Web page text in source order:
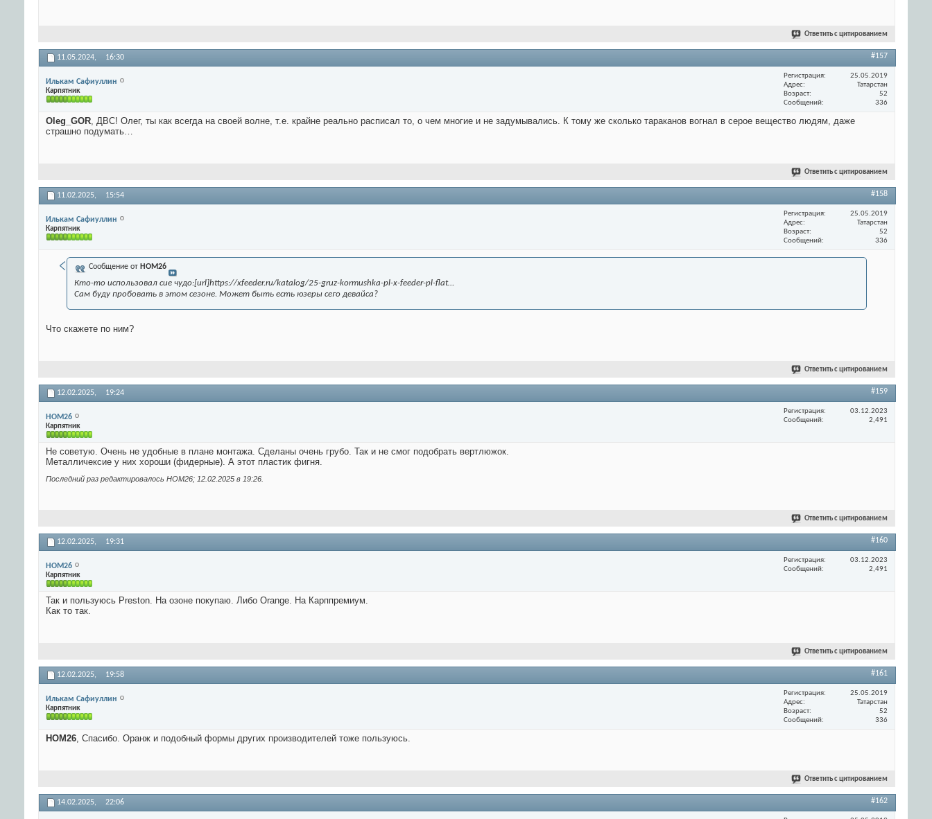
Ответить с цитированием
11.05.2024, 16:30 #157
Илькам Сафиуллин
Карпятник
Регистрация
25.05.2019
Адрес
Татарстан
Возраст
52
Сообщений
336
Oleg_GOR, ДВС! Олег, ты как всегда на своей волне, т.е. крайне реально расписал то, о чем многие и не задумывались. К тому же сколько тараканов вогнал в серое вещество людям, даже
страшно подумать…
Ответить с цитированием
11.02.2025, 15:54 #158
Илькам Сафиуллин
Карпятник
Регистрация
25.05.2019
Адрес
Татарстан
Возраст
52
Сообщений
336
Сообщение от HOM26
Кто-то использовал сие чудо:[url]https://xfeeder.ru/katalog/25-gruz-kormushka-pl-x-feeder-pl-flat…
Сам буду пробовать в этом сезоне. Может быть есть юзеры сего девайса?
Что скажете по ним?
Ответить с цитированием
12.02.2025, 19:24 #159
HOM26
Карпятник
Регистрация
03.12.2023
Сообщений
2,491
Не советую. Очень не удобные в плане монтажа. Сделаны очень грубо. Так и не смог подобрать вертлюжок.
Металличексие у них хороши (фидерные). А этот пластик фигня.
Последний раз редактировалось HOM26; 12.02.2025 в 19:26
Ответить с цитированием
12.02.2025, 19:31 #160
HOM26
Карпятник
Регистрация
03.12.2023
Сообщений
2,491
Так и пользуюсь Preston. На озоне покупаю. Либо Orange. На Карппремиум.
Как то так.
Ответить с цитированием
12.02.2025, 19:58 #161
Илькам Сафиуллин
Карпятник
Регистрация
25.05.2019
Адрес
Татарстан
Возраст
52
Сообщений
336
HOM26, Спасибо. Оранж и подобный формы других производителей тоже пользуюсь.
Ответить с цитированием
14.02.2025, 22:06 #162